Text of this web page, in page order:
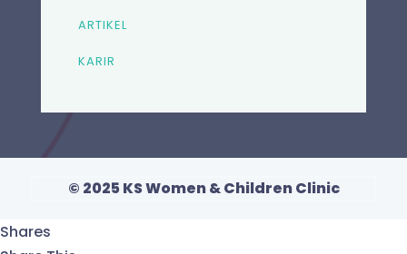
ARTIKEL
KARIR
© 2025 KS Women & Children Clinic
Shares